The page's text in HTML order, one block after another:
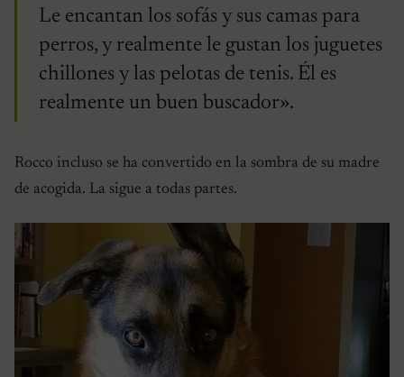
Le encantan los sofás y sus camas para
perros, y realmente le gustan los juguetes
chillones y las pelotas de tenis. Él es
realmente un buen buscador».
Rocco incluso se ha convertido en la sombra de su madre
de acogida. La sigue a todas partes.